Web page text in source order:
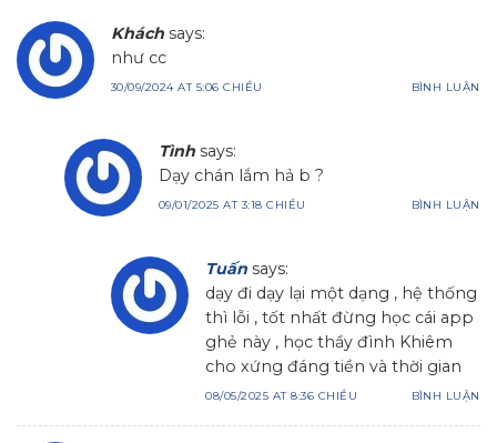
Khách says:
như cc
30/09/2024 AT 5:06 CHIỀU BÌNH LUẬN
Tình says:
Dạy chán lắm hả b ?
09/01/2025 AT 3:18 CHIỀU BÌNH LUẬN
Tuấn says:
dạy đi dạy lại một dạng , hệ thống
thì lỗi , tốt nhất đừng học cái app
ghẻ này , học thầy đình Khiêm
cho xứng đáng tiền và thời gian
08/05/2025 AT 8:36 CHIỀU BÌNH LUẬN